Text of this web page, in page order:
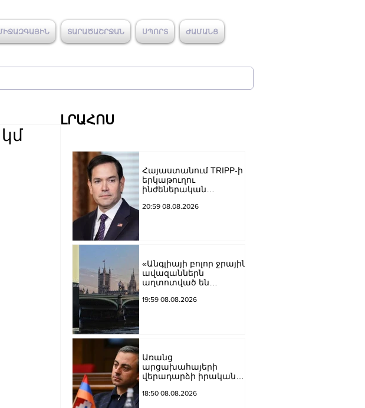
ՏԱՐԱԾԱՇՐՋԱՆ ՍՊՈՐՏ ԺԱՄԱՆՑ
ԼՐԱՀՈՍ
Հայաստանում TRIPP-ի
երկաթուղու
ինժեներական
ն արդեն սկսվել են.
20:59 08.08.2026
«Անգլիայի բոլոր ջրային
ավազաններն
աղտոտված են
նյութերով»․ Լևոն
19:59 08.08.2026
Առանց
արցախահայերի
վերադարձի իրական
կարող լինել․
18:50 08.08.2026